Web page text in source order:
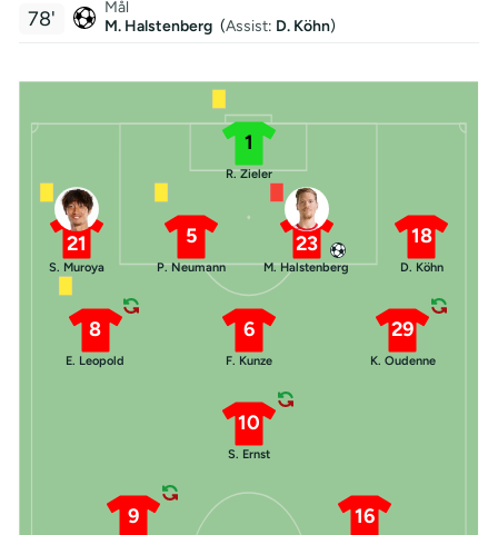
Mål
M. Halstenberg (Assist: D. Köhn)
78'
1
R. Zieler
18
D. Köhn
23
M. Halstenberg
5
P. Neumann
21
S. Muroya
29
K. Oudenne
6
F. Kunze
8
E. Leopold
10
S. Ernst
16
9